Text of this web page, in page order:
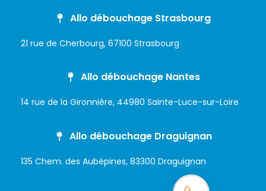
Allo débouchage Strasbourg
21 rue de Cherbourg, 67100 Strasbourg
Allo débouchage Nantes
14 rue de la Gironnière, 44980 Sainte-Luce-sur-Loire
Allo débouchage Draguignan
135 Chem. des Aubépines, 83300 Draguignan